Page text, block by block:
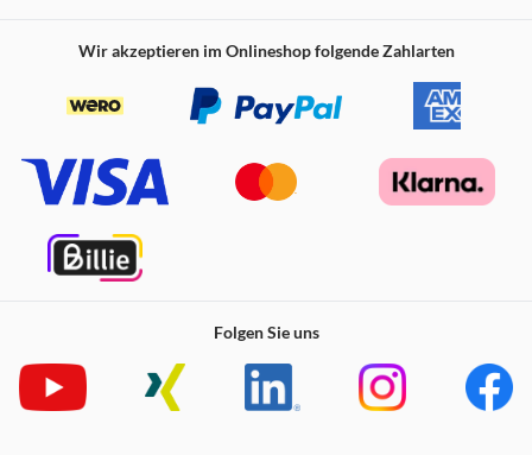
Wir akzeptieren im Onlineshop folgende Zahlarten
Folgen Sie uns